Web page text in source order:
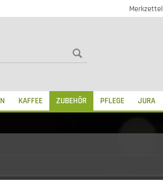
Merkzettel
KAFFEE ZUBEHÖR PFLEGE JURA